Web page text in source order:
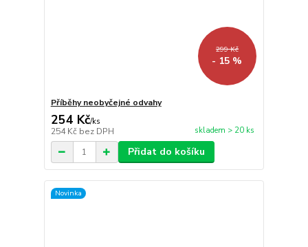
299 Kč
- 15 %
Příběhy neobyčejné odvahy
254 Kč/ks
254 Kč bez DPH skladem > 20 ks
Přidat do košíku
Novinka